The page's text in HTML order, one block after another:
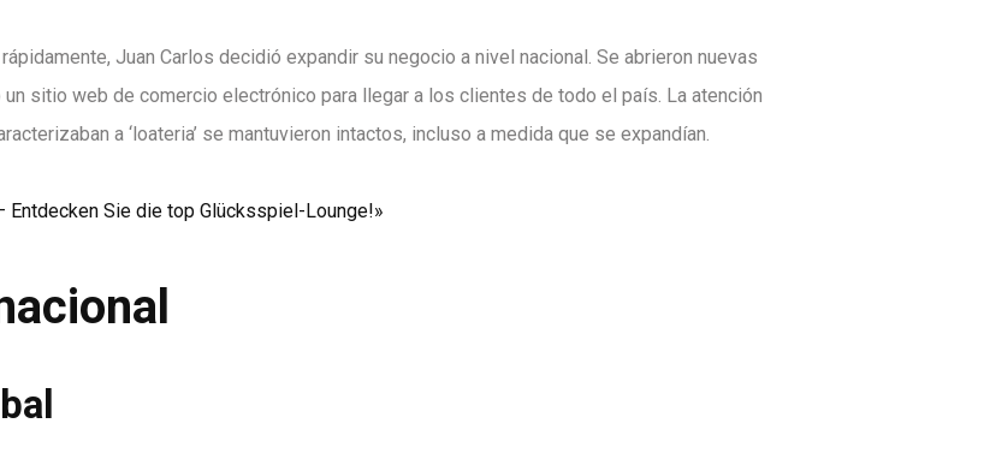
Juan Carlos decidió expandir su negocio a nivel nacional. Se abrieron nuevas
sitio web de comercio electrónico para llegar a los clientes de todo el país. La atención
a ‘loateria’ se mantuvieron intactos, incluso a medida que se expandían.
Sie die top Glücksspiel-Lounge!»